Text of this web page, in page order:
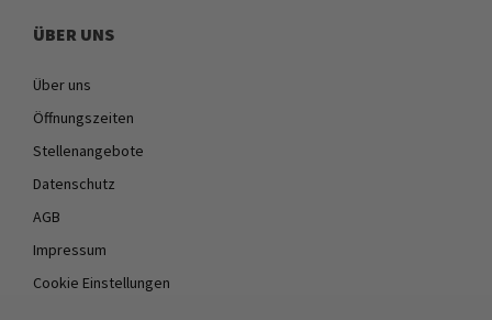
ÜBER UNS
Über uns
Öffnungszeiten
Stellenangebote
Datenschutz
AGB
Impressum
Cookie Einstellungen